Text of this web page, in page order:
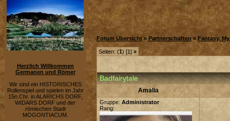
Herzlich Willkommen
Germanen und Römer
Wir sind ein HISTORISCHES
Rollenspiel und spielen im Jahr
15n.Chr. in ALARICHS DORF,
WIDARS DORF und der
römischen Stadt
MOGONTIACUM.
Forum Übersicht » Partnerschaften »Fantasy,
Seiten: (1) [1] »
Badfairytale
Amalia
Gruppe: Administrator
Rang: